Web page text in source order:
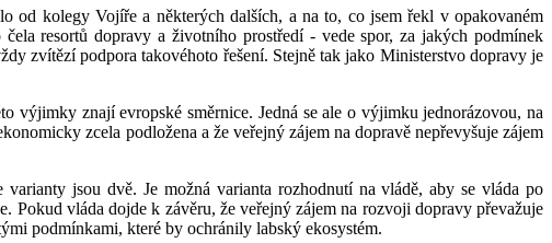
od kolegy Vojíře a některých dalších, a na to, co jsem řekl v opakovaném
resortů dopravy a životního prostředí - vede spor, za jakých podmínek
zvítězí podpora takovéhoto řešení. Stejně tak jako Ministerstvo dopravy je
výjimky znají evropské směrnice. Jedná se ale o výjimku jednorázovou, na
zcela podložena a že veřejný zájem na dopravě nepřevyšuje zájem
jsou dvě. Je možná varianta rozhodnutí na vládě, aby se vláda po
vláda dojde k závěru, že veřejný zájem na rozvoji dopravy převažuje
podmínkami, které by ochránily labský ekosystém.